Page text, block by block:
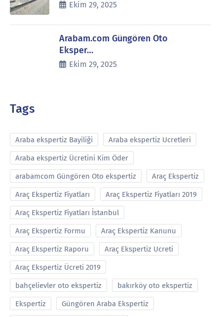
Ekim 29, 2025
Arabam.com Güngören Oto
Eksper…
Ekim 29, 2025
Tags
Araba ekspertiz Bayiliği Araba ekspertiz Ucretleri
Araba ekspertiz Ücretini Kim Öder
arabamcom Güngören Oto ekspertiz Araç Ekspertiz
Araç Ekspertiz Fiyatları Araç Ekspertiz Fiyatları 2019
Araç Ekspertiz Fiyatları İstanbul
Araç Ekspertiz Formu Araç Ekspertiz Kanunu
Araç Ekspertiz Raporu Araç Ekspertiz Ucreti
Araç Ekspertiz Ücreti 2019
bahçelievler oto ekspertiz bakırköy oto ekspertiz
Ekspertiz Güngören Araba Ekspertiz